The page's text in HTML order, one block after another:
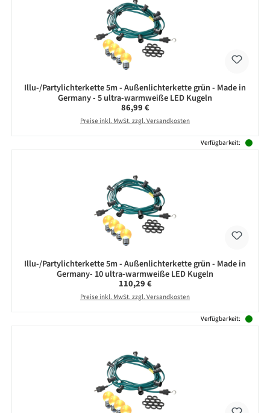
Illu-/Partylichterkette 5m - Außenlichterkette grün - Made in
Germany - 5 ultra-warmweiße LED Kugeln
Regulärer Preis:
86,99 €
Preise inkl. MwSt. zzgl. Versandkosten
Verfügbarkeit:
Illu-/Partylichterkette 5m - Außenlichterkette grün - Made in
Germany- 10 ultra-warmweiße LED Kugeln
Regulärer Preis:
110,29 €
Preise inkl. MwSt. zzgl. Versandkosten
Verfügbarkeit: